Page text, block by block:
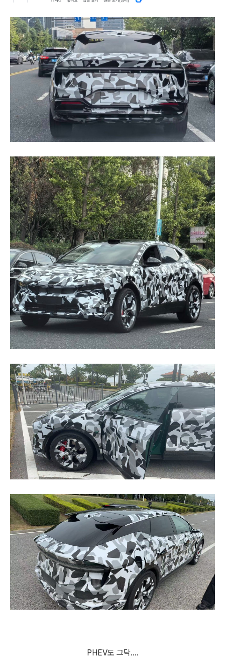
PHEV도 그닥....